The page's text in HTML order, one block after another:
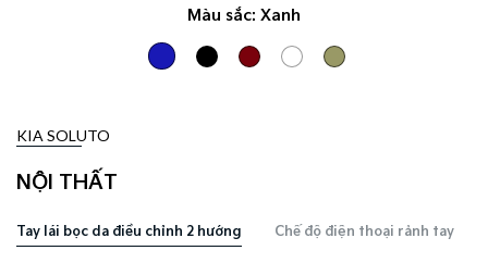
Màu sắc: Xanh
KIA SOLUTO
NỘI THẤT
Tay lái bọc da điều chỉnh 2 hướng Chế độ điện thoại rảnh tay